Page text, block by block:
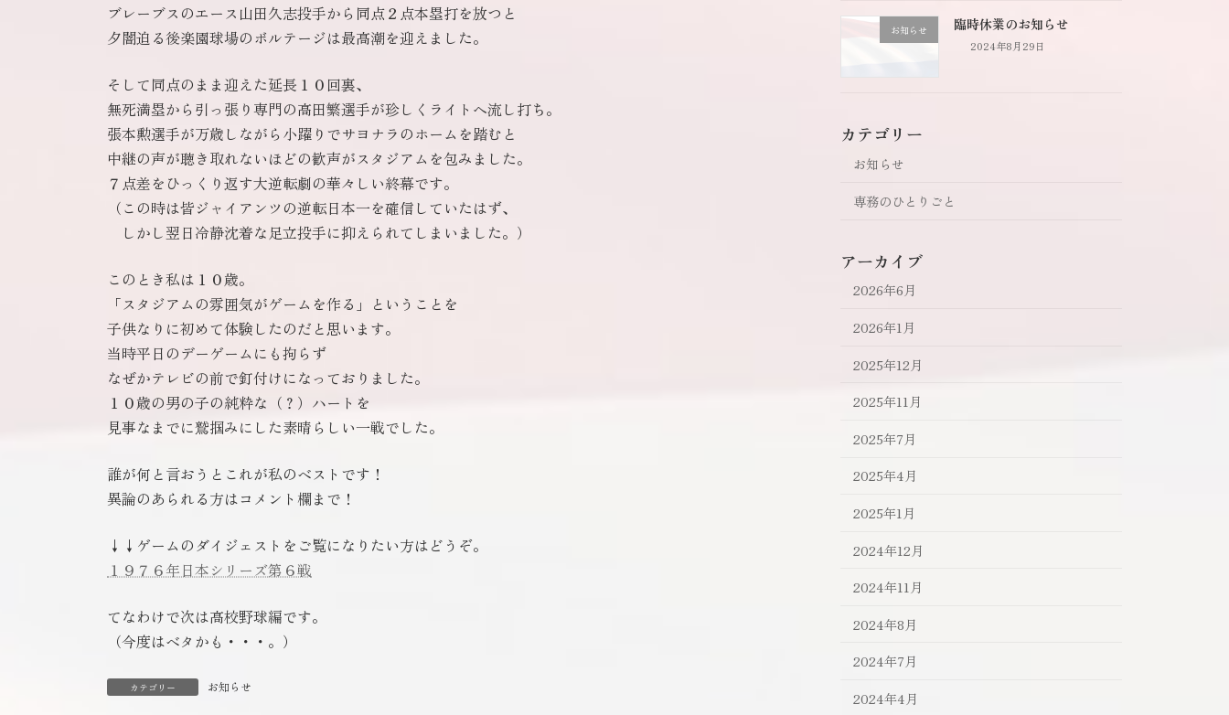
ブレーブスのエース山田久志投手から同点２点本塁打を放つと
夕闇迫る後楽園球場のボルテージは最高潮を迎えました。
そして同点のまま迎えた延長１０回裏、
無死満塁から引っ張り専門の高田繁選手が珍しくライトへ流し打ち。
張本勲選手が万歳しながら小躍りでサヨナラのホームを踏むと
中継の声が聴き取れないほどの歓声がスタジアムを包みました。
７点差をひっくり返す大逆転劇の華々しい終幕です。
（この時は皆ジャイアンツの逆転日本一を確信していたはず、
しかし翌日冷静沈着な足立投手に抑えられてしまいました。）
このとき私は１０歳。
「スタジアムの雰囲気がゲームを作る」ということを
子供なりに初めて体験したのだと思います。
当時平日のデーゲームにも拘らず
なぜかテレビの前で釘付けになっておりました。
１０歳の男の子の純粋な（？）ハートを
見事なまでに鷲掴みにした素晴らしい一戦でした。
誰が何と言おうとこれが私のベストです！
異論のあられる方はコメント欄まで！
↓↓ゲームのダイジェストをご覧になりたい方はどうぞ。
１９７６年日本シリーズ第６戦
てなわけで次は高校野球編です。
（今度はベタかも・・・。）
カテゴリー お知らせ
お知らせ 臨時休業のお知らせ
2024年8月29日
カテゴリー
お知らせ
専務のひとりごと
アーカイブ
2026年6月
2026年1月
2025年12月
2025年11月
2025年7月
2025年4月
2025年1月
2024年12月
2024年11月
2024年8月
2024年7月
2024年4月